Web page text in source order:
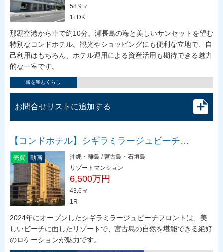
58.9㎡
1LDK
那覇空港から車で約10分。瀬長島の海と美しいサンセットを望む
特別なコンドホテル。観光やショッピングにも便利な立地で、自
己利用はもちろん、ホテル運用による資産活用も期待できる魅力
的な一室です。
海を望むくらし
お問合せリストに追加する
【コンドホテル】シギラミラージュビーチ…
売買 動画
沖縄・離島 / 宮古島・石垣島
リゾートマンション
6,500万円
43.6㎡
1R
2024年にオープンしたシギラミラージュビーチフロントは、美
しいビーチに面したリゾートで、宮古島の自然を堪能できる絶好
のロケーションが魅力です。